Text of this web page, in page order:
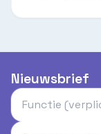
Nieuwsbrief